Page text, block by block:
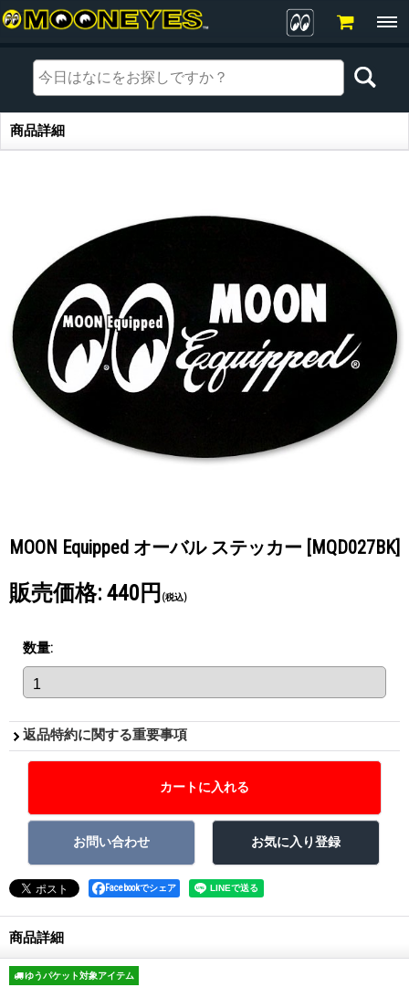
商品詳細
商品詳細
MOON Equipped オーバル ステッカー [MQD027BK]
販売価格: 440円 (税込)
数量:
返品特約に関する重要事項
Facebookでシェア
商品詳細
ゆうパケット対象アイテム